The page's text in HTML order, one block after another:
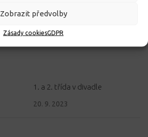
Zobrazit předvolby
Zásady cookiesGDPR
1. a 2. třída v divadle
20. 9. 2023